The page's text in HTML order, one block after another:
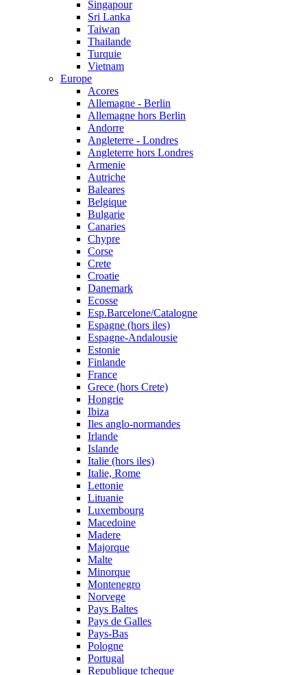
Singapour
Sri Lanka
Taiwan
Thailande
Turquie
Vietnam
Europe
Acores
Allemagne - Berlin
Allemagne hors Berlin
Andorre
Angleterre - Londres
Angleterre hors Londres
Armenie
Autriche
Baleares
Belgique
Bulgarie
Canaries
Chypre
Corse
Crete
Croatie
Danemark
Ecosse
Esp.Barcelone/Catalogne
Espagne (hors iles)
Espagne-Andalousie
Estonie
Finlande
France
Grece (hors Crete)
Hongrie
Ibiza
Iles anglo-normandes
Irlande
Islande
Italie (hors iles)
Italie, Rome
Lettonie
Lituanie
Luxembourg
Macedoine
Madere
Majorque
Malte
Minorque
Montenegro
Norvege
Pays Baltes
Pays de Galles
Pays-Bas
Pologne
Portugal
Republique tcheque